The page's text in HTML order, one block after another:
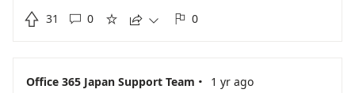
 31  0     0
Office 365 Japan Support Team · 1 yr ago